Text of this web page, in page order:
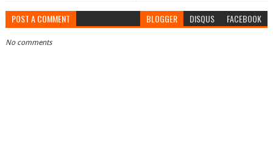
POST A COMMENT BLOGGER DISQUS FACEBOOK
No comments